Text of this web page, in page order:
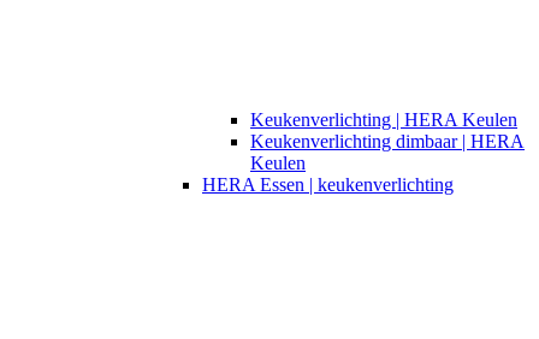
Keukenverlichting | HERA Keulen
Keukenverlichting dimbaar | HERA
Keulen
HERA Essen | keukenverlichting